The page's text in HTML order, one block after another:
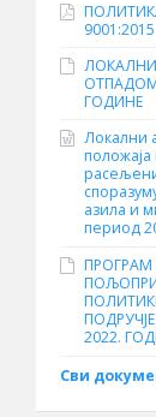
9001:2015
ОТПАДОМ
ГОДИНЕ
Локални
азила и
период
2022.
Сви